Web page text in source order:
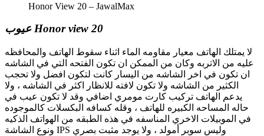
Honor View 20 – JawalMax
عيوب Honor view 20
لا يمتلك الهاتف معيار مقاومه الماء اثناء سقوط الهاتف والمحافظه
عليه من الاتربه وكان من الممكن ان تكون الفتحه التي في الشاشه
ان تكون في اخر الشاشه من اليسار كانت لتكون افضل ولا تحجب
الكثير من الشاشه ولا تكون لافته للانظار اكثر في الشاشه ، ولا
يدعم الهاتف تركيب كارت مومري اضافي وقد لا تكون عيب في
حاله المساحه الكبيره للهاتف ، وقله كسافه البكسلات كالموجوده
في الموبيلات الاخري المناسفه في هذه الطبقه من الهواتف الذكيه
ونوع الشاشة IPS وليس سوبر أمولد ، ولا يوجد مثبت بصري